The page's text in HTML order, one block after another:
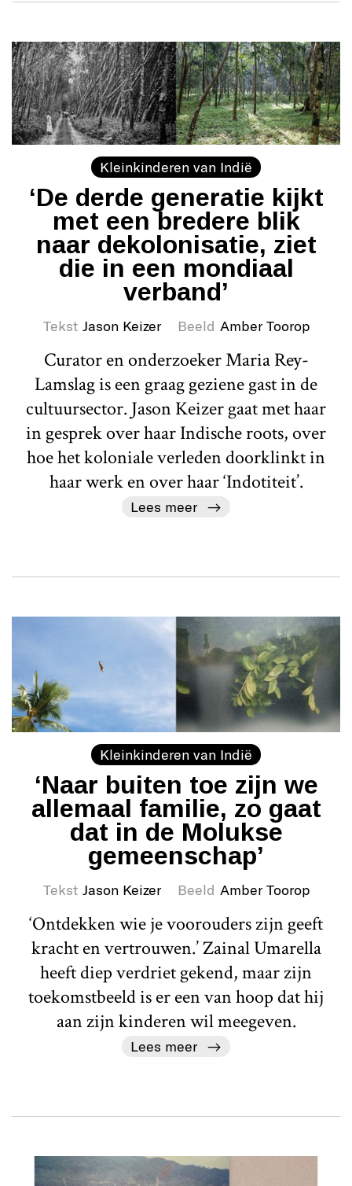
Kleinkinderen van Indië
‘De derde generatie kijkt
met een bredere blik
naar dekolonisatie, ziet
die in een mondiaal
verband’
Tekst Jason Keizer Beeld Amber Toorop
Curator en onderzoeker Maria Rey-
Lamslag is een graag geziene gast in de
cultuursector. Jason Keizer gaat met haar
in gesprek over haar Indische roots, over
hoe het koloniale verleden doorklinkt in
haar werk en over haar ‘Indotiteit’.
Lees meer
Kleinkinderen van Indië
‘Naar buiten toe zijn we
allemaal familie, zo gaat
dat in de Molukse
gemeenschap’
Tekst Jason Keizer Beeld Amber Toorop
‘Ontdekken wie je voorouders zijn geeft
kracht en vertrouwen.’ Zainal Umarella
heeft diep verdriet gekend, maar zijn
toekomstbeeld is er een van hoop dat hij
aan zijn kinderen wil meegeven.
Lees meer